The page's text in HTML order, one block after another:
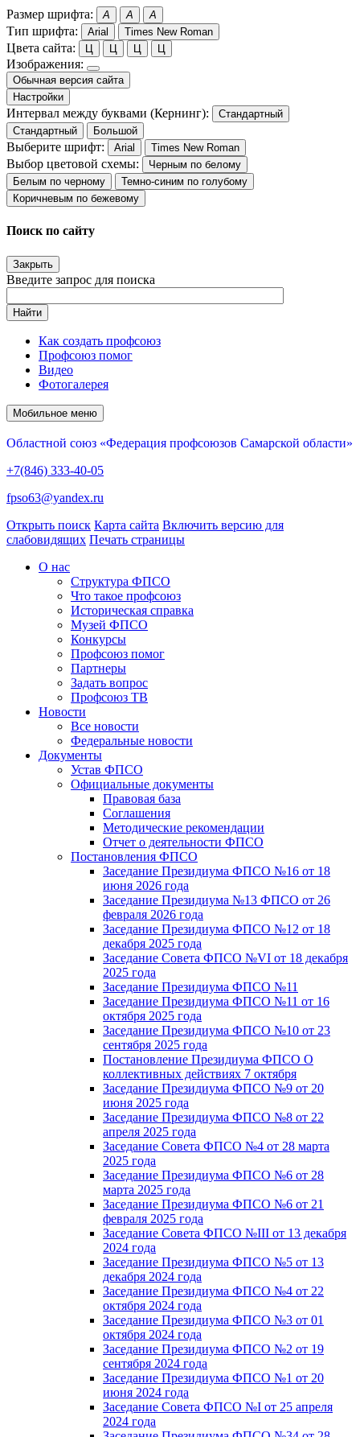
Размер шрифта: A A A
Тип шрифта: Arial Times New Roman
Цвета сайта: Ц Ц Ц Ц
Изображения:
Обычная версия сайта
Настройки
Интервал между буквами (Кернинг):
Стандартный
Стандартный
Большой
Выберите шрифт: Arial Times New Roman
Выбор цветовой схемы:
Черным по белому
Белым по черному
Темно-синим по голубому
Коричневым по бежевому
Поиск по сайту
Закрыть
Введите запрос для поиска
Найти
Как создать профсоюз
Профсоюз помог
Видео
Фотогалерея
Мобильное меню
Областной союз «Федерация профсоюзов Самарской области»
+7(846) 333-40-05
fpso63@yandex.ru
Открыть поиск Карта сайта Включить версию для
слабовидящих Печать страницы
О нас
Структура ФПСО
Что такое профсоюз
Историческая справка
Музей ФПСО
Конкурсы
Профсоюз помог
Партнеры
Задать вопрос
Профсоюз ТВ
Новости
Все новости
Федеральные новости
Документы
Устав ФПСО
Официальные документы
Правовая база
Соглашения
Методические рекомендации
Отчет о деятельности ФПСО
Постановления ФПСО
Заседание Президиума ФПСО №16 от 18
июня 2026 года
Заседание Президиума №13 ФПСО от 26
февраля 2026 года
Заседание Президиума ФПСО №12 от 18
декабря 2025 года
Заседание Совета ФПСО №VI от 18 декабря
2025 года
Заседание Президиума ФПСО №11
Заседание Президиума ФПСО №11 от 16
октября 2025 года
Заседание Президиума ФПСО №10 от 23
сентября 2025 года
Постановление Президиума ФПСО О
коллективных действиях 7 октября
Заседание Президиума ФПСО №9 от 20
июня 2025 года
Заседание Президиума ФПСО №8 от 22
апреля 2025 года
Заседание Совета ФПСО №4 от 28 марта
2025 года
Заседание Президиума ФПСО №6 от 28
марта 2025 года
Заседание Президиума ФПСО №6 от 21
февраля 2025 года
Заседание Совета ФПСО №III от 13 декабря
2024 года
Заседание Президиума ФПСО №5 от 13
декабря 2024 года
Заседание Президиума ФПСО №4 от 22
октября 2024 года
Заседание Президиума ФПСО №3 от 01
октября 2024 года
Заседание Президиума ФПСО №2 от 19
сентября 2024 года
Заседание Президиума ФПСО №1 от 20
июня 2024 года
Заседание Совета ФПСО №I от 25 апреля
2024 года